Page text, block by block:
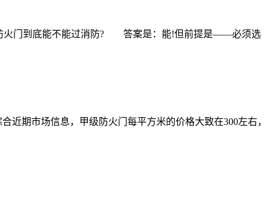
防火门到底能不能过消防? 答案是：能!但前提是——必须选
期市场信息，甲级防火门每平方米的价格大致在300左右，